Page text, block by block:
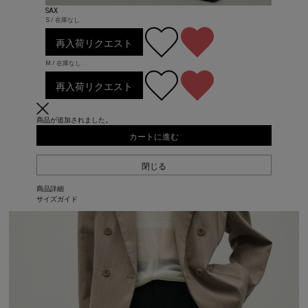
SAX
S / 在庫なし
再入荷リクエスト
M / 在庫なし
再入荷リクエスト
商品が追加されました。
カートに進む
閉じる
商品詳細
サイズガイド